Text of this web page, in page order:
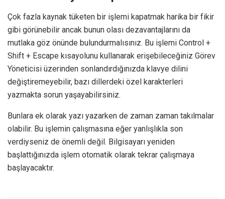
Çok fazla kaynak tüketen bir işlemi kapatmak harika bir fikir
gibi görünebilir ancak bunun olası dezavantajlarını da
mutlaka göz önünde bulundurmalısınız. Bu işlemi Control +
Shift + Escape kısayolunu kullanarak erişebileceğiniz Görev
Yöneticisi üzerinden sonlandırdığınızda klavye dilini
değiştiremeyebilir, bazı dillerdeki özel karakterleri
yazmakta sorun yaşayabilirsiniz.
Bunlara ek olarak yazı yazarken de zaman zaman takılmalar
olabilir. Bu işlemin çalışmasına eğer yanlışlıkla son
verdiyseniz de önemli değil. Bilgisayarı yeniden
başlattığınızda işlem otomatik olarak tekrar çalışmaya
başlayacaktır.